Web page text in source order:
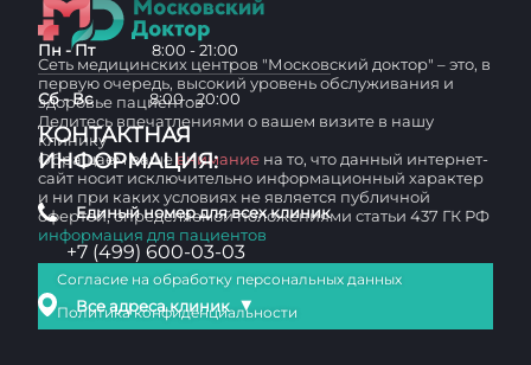
Пн - Пт 8:00 - 21:00
Сб - Вс 8:00 - 20:00
КОНТАКТНАЯ
ИНФОРМАЦИЯ:
Единый номер для всех клиник
+7 (499) 600-03-03
Все адреса клиник ▼
Сеть медицинских центров "Московский доктор" – это, в
первую очередь, высокий уровень обслуживания и
здоровье пациентов
Делитесь впечатлениями о вашем визите в нашу
клинику
Обращаем вашевнимание на то, что данный интернет-
сайт носит исключительно информационный характер
и ни при каких условиях не является публичной
офертой, определяемой положениями статьи 437 ГК РФ
информация для пациентов
Согласие на обработку персональных данных
Политика конфиденциальности